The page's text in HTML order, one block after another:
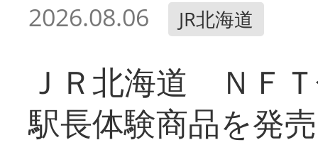
2026.08.06 JR北海道
ＪＲ北海道 ＮＦ
駅長体験商品を発売